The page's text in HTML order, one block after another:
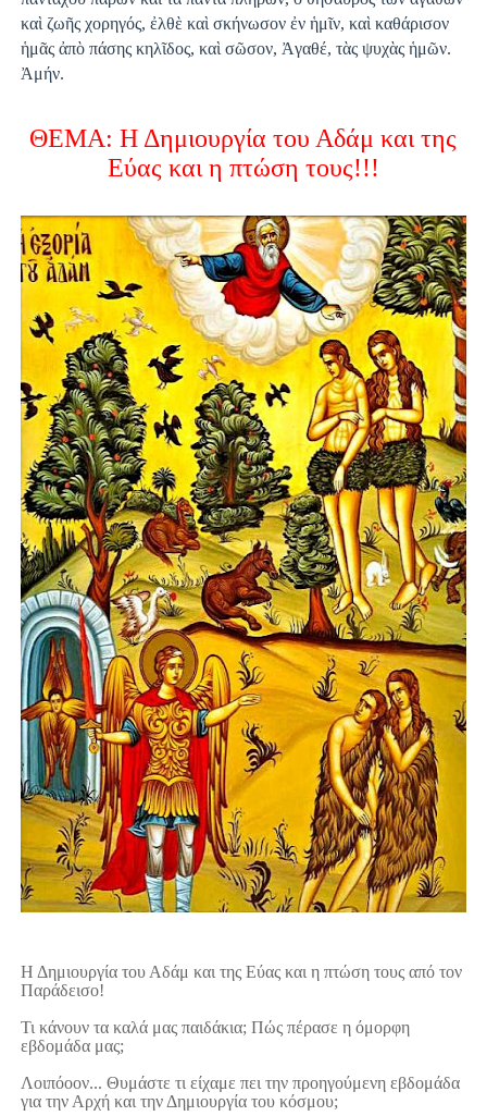
καὶ ζωῆς χορηγός, ἐλθὲ καὶ σκήνωσον ἐν ἡμῖν, καὶ καθάρισον
ἡμᾶς ἀπὸ πάσης κηλῖδος, καὶ σῶσον, Ἀγαθέ, τὰς ψυχὰς ἡμῶν.
Ἀμήν.
ΘΕΜΑ:Η Δημιουργία του Αδάμ και της
Εύας και η πτώση τους!!!
Η Δημιουργία του Αδάμ και της Εύας και η πτώση τους από τον
Παράδεισο!
Τι κάνουν τα καλά μας παιδάκια; Πώς πέρασε η όμορφη
εβδομάδα μας;
Λοιπόοον... Θυμάστε τι είχαμε πει την προηγούμενη εβδομάδα
για την Αρχή και την Δημιουργία του κόσμου;